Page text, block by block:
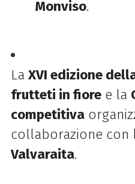
Monviso.
La XVI edizione
frutteti in fioree la
competitiva
collaborazione con
Valvaraita.